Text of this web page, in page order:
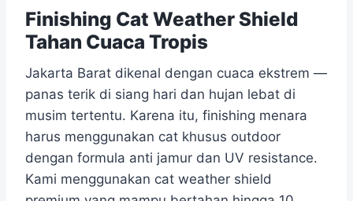
Finishing Cat Weather Shield
Tahan Cuaca Tropis
Jakarta Barat dikenal dengan cuaca ekstrem —
panas terik di siang hari dan hujan lebat di
musim tertentu. Karena itu, finishing menara
harus menggunakan cat khusus outdoor
dengan formula anti jamur dan UV resistance.
Kami menggunakan cat weather shield